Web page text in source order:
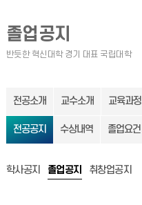
졸업공지
전공소개 교수소개 교육과정
전공공지 수상내역 졸업요건
학사공지 졸업공지 취창업공지